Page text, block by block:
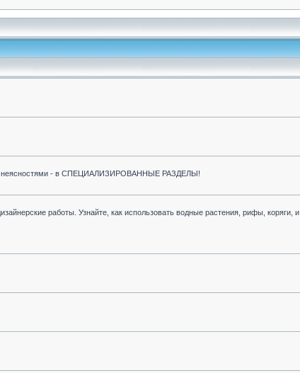
неясностями - в СПЕЦИАЛИЗИРОВАННЫЕ РАЗДЕЛЫ!
работы. Узнайте, как использовать водные растения, рифы, коряги, и